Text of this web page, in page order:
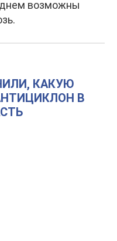
днем возможны
КАКУЮ
В